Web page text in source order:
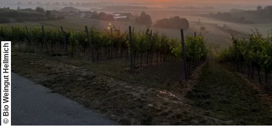
Kultur & Events
Buchen & Service
© Bio Weingut Hellmich